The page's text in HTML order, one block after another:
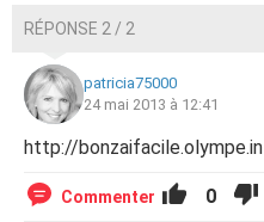
RÉPONSE 2 / 2
patricia75000
24 mai 2013 à 12:41
http://bonzaifacile.olympe.in
Commenter 0